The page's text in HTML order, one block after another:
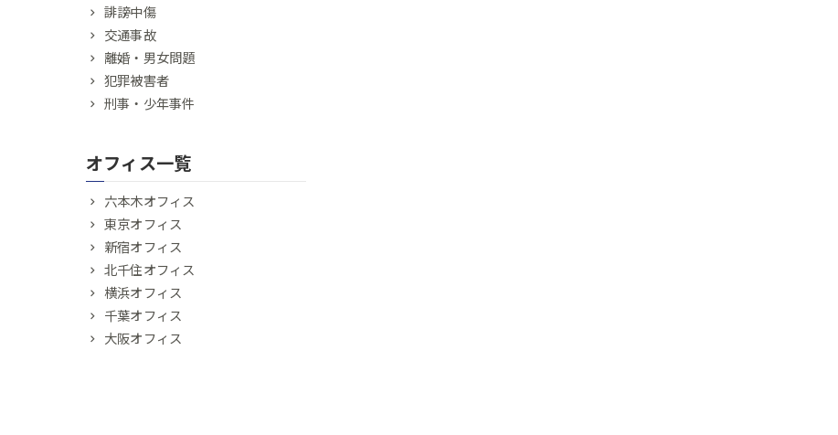
誹謗中傷
交通事故
離婚・男女問題
犯罪被害者
刑事・少年事件
オフィス一覧
六本木オフィス
東京オフィス
新宿オフィス
北千住オフィス
横浜オフィス
千葉オフィス
大阪オフィス